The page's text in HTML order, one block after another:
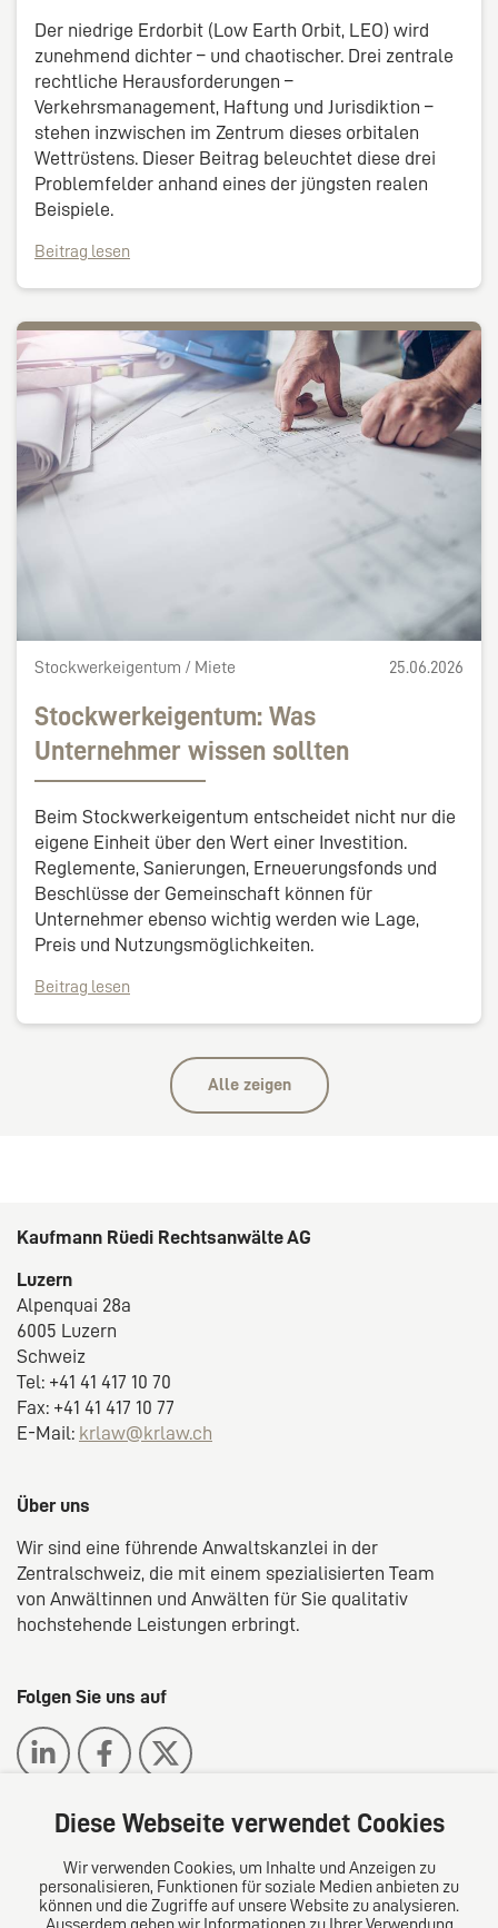
Der niedrige Erdorbit (Low Earth Orbit, LEO) wird
zunehmend dichter – und chaotischer. Drei zentrale
rechtliche Herausforderungen –
Verkehrsmanagement, Haftung und Jurisdiktion –
stehen inzwischen im Zentrum dieses orbitalen
Wettrüstens. Dieser Beitrag beleuchtet diese drei
Problemfelder anhand eines der jüngsten realen
Beispiele.
Beitrag lesen
Stockwerkeigentum / Miete 25.06.2026
Stockwerkeigentum: Was
Unternehmer wissen sollten
Beim Stockwerkeigentum entscheidet nicht nur die
eigene Einheit über den Wert einer Investition.
Reglemente, Sanierungen, Erneuerungsfonds und
Beschlüsse der Gemeinschaft können für
Unternehmer ebenso wichtig werden wie Lage,
Preis und Nutzungsmöglichkeiten.
Beitrag lesen
Alle zeigen
Kaufmann Rüedi Rechtsanwälte AG
Luzern
Alpenquai 28a
6005 Luzern
Schweiz
Tel: +41 41 417 10 70
Fax: +41 41 417 10 77
E-Mail: krlaw@krlaw.ch
Über uns
Wir sind eine führende Anwaltskanzlei in der
Zentralschweiz, die mit einem spezialisierten Team
von Anwältinnen und Anwälten für Sie qualitativ
hochstehende Leistungen erbringt.
Folgen Sie uns auf
Das europäische Kanzlei-Netzwerk
Diese Webseite verwendet Cookies
Wir verwenden Cookies, um Inhalte und Anzeigen zu
personalisieren, Funktionen für soziale Medien anbieten zu
können und die Zugriffe auf unsere Website zu analysieren.